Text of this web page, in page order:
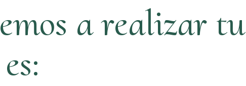
a realizar tu